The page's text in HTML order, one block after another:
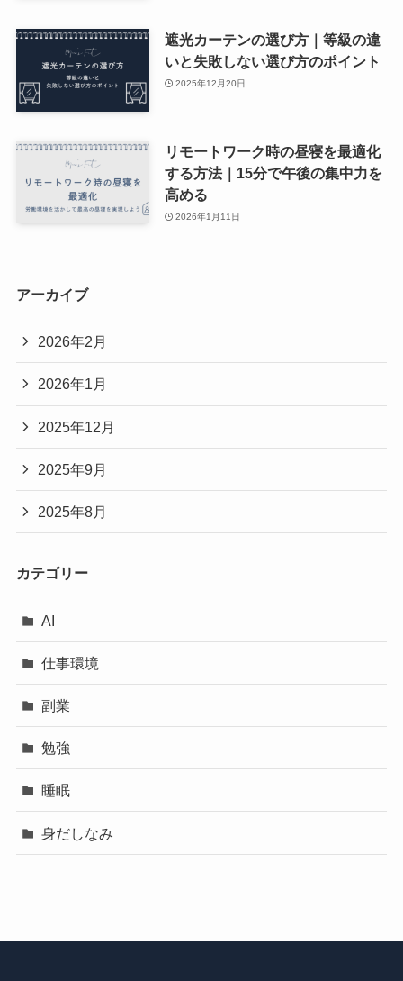
遮光カーテンの選び方｜等級の違
いと失敗しない選び方のポイント
2025年12月20日
リモートワーク時の昼寝を最適化
する方法｜15分で午後の集中力を
高める
2026年1月11日
アーカイブ
2026年2月
2026年1月
2025年12月
2025年9月
2025年8月
カテゴリー
AI
仕事環境
副業
勉強
睡眠
身だしなみ